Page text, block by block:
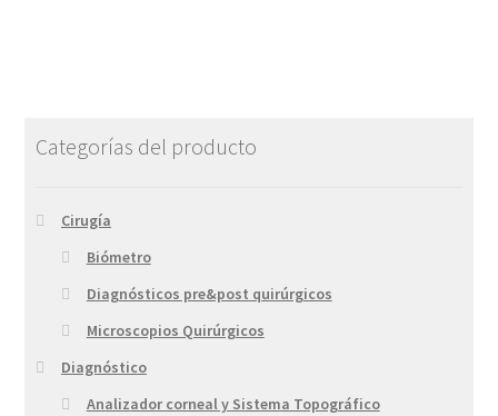
Categorías del producto
Cirugía
Biómetro
Diagnósticos pre&post quirúrgicos
Microscopios Quirúrgicos
Diagnóstico
Analizador corneal y Sistema Topográfico